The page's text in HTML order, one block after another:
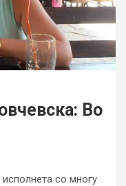
Во
со многу